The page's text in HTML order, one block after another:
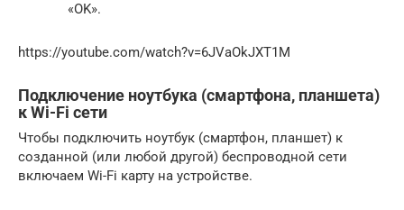
«OK».
https://youtube.com/watch?v=6JVaOkJXT1M
Подключение ноутбука (смартфона, планшета)
к Wi-Fi сети
Чтобы подключить ноутбук (смартфон, планшет) к
созданной (или любой другой) беспроводной сети
включаем Wi-Fi карту на устройстве.